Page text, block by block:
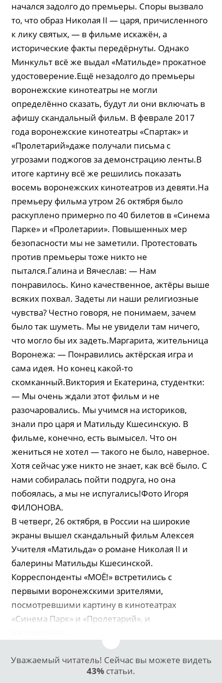
начался задолго до премьеры. Споры вызвало
то, что образ Николая II — царя, причисленного
к лику святых, — в фильме искажён, а
исторические факты передёрнуты. Однако
Минкульт всё же выдал «Матильде» прокатное
удостоверение.Ещё незадолго до премьеры
воронежские кинотеатры не могли
определённо сказать, будут ли они включать в
афишу скандальный фильм. В феврале 2017
года воронежские кинотеатры «Спартак» и
«Пролетарий»даже получали письма с
угрозами поджогов за демонстрацию ленты.В
итоге картину всё же решились показать
восемь воронежских кинотеатров из девяти.На
премьеру фильма утром 26 октября было
раскуплено примерно по 40 билетов в «Синема
Парке» и «Пролетарии». Повышенных мер
безопасности мы не заметили. Протестовать
против премьеры тоже никто не
пытался.Галина и Вячеслав: — Нам
понравилось. Кино качественное, актёры выше
всяких похвал. Задеты ли наши религиозные
чувства? Честно говоря, не понимаем, зачем
было так шуметь. Мы не увидели там ничего,
что могло бы их задеть.Маргарита, жительница
Воронежа: — Понравились актёрская игра и
сама идея. Но конец какой-то
скомканный.Виктория и Екатерина, студентки:
— Мы очень ждали этот фильм и не
разочаровались. Мы учимся на историков,
знали про царя и Матильду Кшесинскую. В
фильме, конечно, есть вымысел. Что он
жениться не хотел — такого не было, наверное.
Хотя сейчас уже никто не знает, как всё было. С
нами собиралась пойти подруга, но она
побоялась, а мы не испугались!Фото Игоря
ФИЛОНОВА.
В четверг, 26 октября, в России на широкие
экраны вышел скандальный фильм Алексея
Учителя «Матильда» о романе Николая II и
балерины Матильды Кшесинской.
Корреспонденты «МОЁ!» встретились с
первыми воронежскими зрителями,
посмотревшими картину в кинотеатрах
«Синема Парк» и «Пролетарий», и
Уважаемый читатель! Сейчас вы можете видеть
43% статьи.